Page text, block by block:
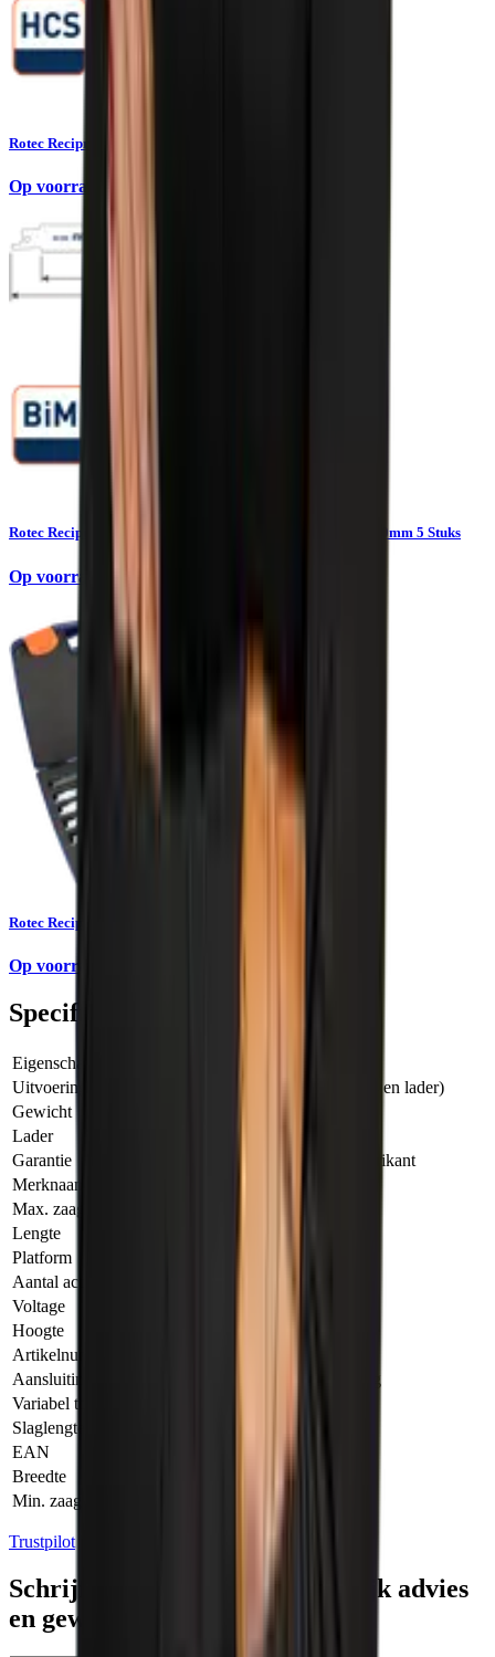
Rotec Reciprozaagblad Hout-kunstof 230mm 5 Stuks
Op voorraad
Rotec Reciprozaagblad Hout-metaal S3456XF Non-ferro 200mm 5 Stuks
Op voorraad
Rotec Reciprozaagbladset Universeel 25dlg
Op voorraad
Specificaties
Eigenschap
Uitvoering
Losse body (zonder accu’s en lader)
Gewicht
Lader
Garantie
3 Jaar na registratie bij fabrikant
Merknaam
Max. zaagbladlengte
Lengte
Platform
Aantal accu's
Voltage
Hoogte
Artikelnummer Fabrikant
Aansluiting/opname
Variabel toerental
Slaglengte
EAN
197050013750
Breedte
103.00 MILLIMETER
Min. zaagbladlengte
70.00 MILLIMETER
Trustpilot
Schrijf je in voor tips, persoonlijk advies
en geweldige aanbiedingen